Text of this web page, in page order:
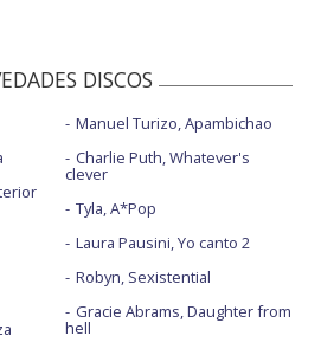
DISCOS
Manuel Turizo, Apambichao
Charlie Puth, Whatever's
clever
Tyla, A*Pop
Laura Pausini, Yo canto 2
Robyn, Sexistential
Gracie Abrams, Daughter from
hell